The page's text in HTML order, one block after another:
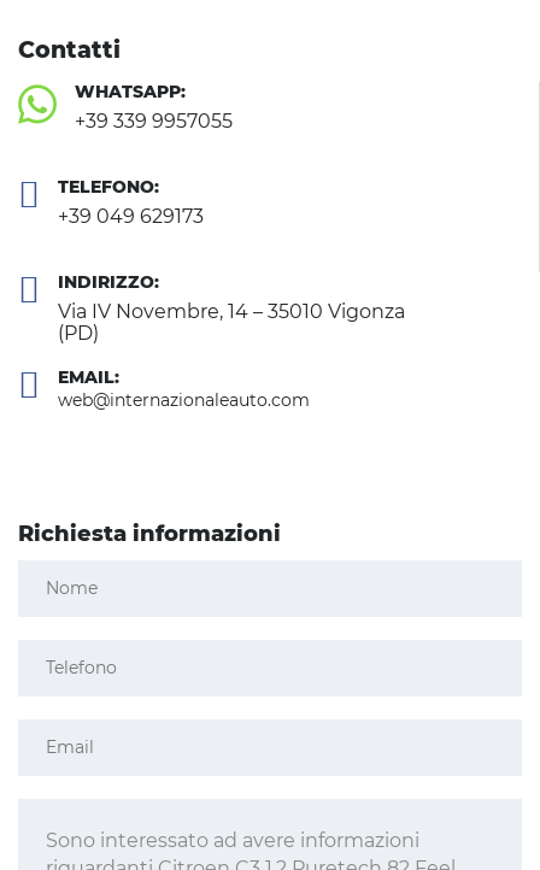
Contatti
WHATSAPP:
+39 339 9957055
TELEFONO:
+39 049 629173
INDIRIZZO:
Via IV Novembre, 14 – 35010 Vigonza
(PD)
EMAIL:
web@internazionaleauto.com
Richiesta informazioni